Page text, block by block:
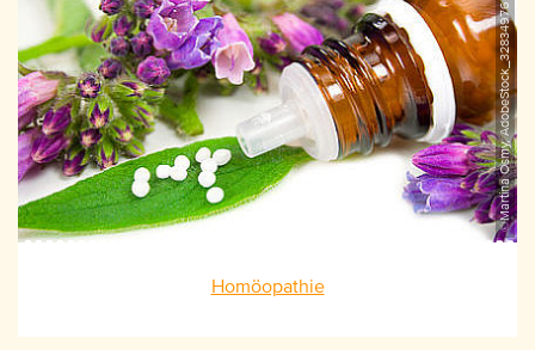
©Martina Osmy, AdobeStock_32834976
Homöopathie